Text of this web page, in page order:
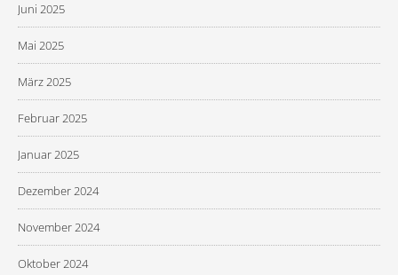
Juni 2025
Mai 2025
März 2025
Februar 2025
Januar 2025
Dezember 2024
November 2024
Oktober 2024